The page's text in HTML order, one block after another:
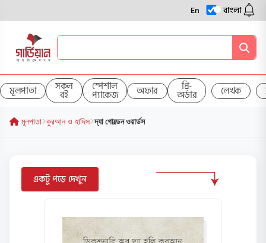
En বাংলা
মূলপাতা সকল
বই
স্পেশাল
প্যাকেজ অফার প্রি-
অর্ডার লেখক
মূলপাতা কুরআন ও হাদিস দ্যা গোল্ডেন ওয়ার্ডস
একটু পড়ে দেখুন